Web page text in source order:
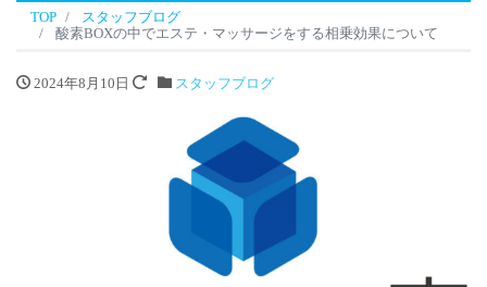
TOP
スタッフブログ
酸素BOXの中でエステ・マッサージをする相乗効果について
2024年8月10日 スタッフブログ